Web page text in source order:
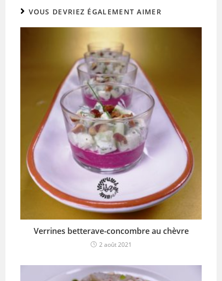
VOUS DEVRIEZ ÉGALEMENT AIMER
Verrines betterave-concombre au chèvre
2 août 2021